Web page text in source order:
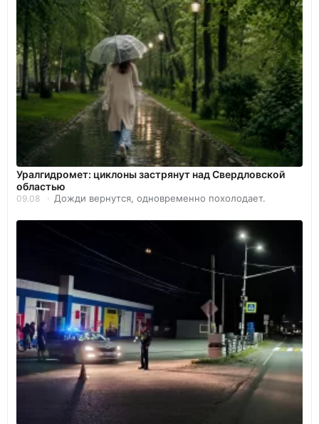
Уралгидромет: циклоны застрянут над Свердловской
областью
09.08 Дожди вернутся, одновременно похолодает.